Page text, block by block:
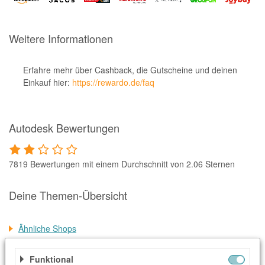
apodiscounter
OTTO Office
Udemy
Pets Deli
SNIPES
Click & Boat
XXXLutz
Weitere Informationen
Erfahre mehr über Cashback, die Gutscheine und deinen
Einkauf hier: https://rewardo.de/faq
Autodesk Bewertungen
7819 Bewertungen mit einem Durchschnitt von 2.06 Sternen
Deine Themen-Übersicht
Ähnliche Shops
Weitere Informationen
Funktional